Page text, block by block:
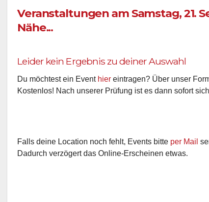
Veranstaltungen am Samstag, 21.
Nähe...
Leider kein Ergebnis zu deiner Auswahl
Du möchtest ein Event hier eintragen? Über unser
Kostenlos! Nach unserer Prüfung ist es dann sofort
Falls deine Location noch fehlt, Events bitte per Mail
Dadurch verzögert das Online-Erscheinen etwas.